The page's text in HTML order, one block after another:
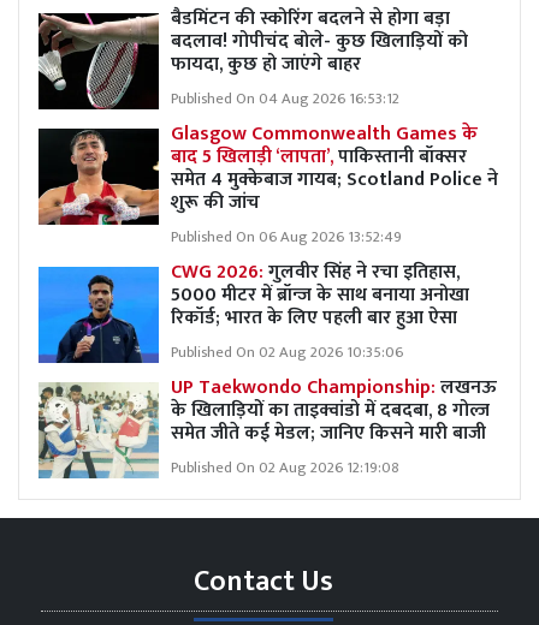
बैडमिंटन की स्कोरिंग बदलने से होगा बड़ा
बदलाव! गोपीचंद बोले- कुछ खिलाड़ियों को
फायदा, कुछ हो जाएंगे बाहर
Published On 04 Aug 2026 16:53:12
Glasgow Commonwealth Games के
बाद 5 खिलाड़ी ‘लापता’,पाकिस्तानी बॉक्सर
समेत 4 मुक्केबाज गायब; Scotland Police ने
शुरू की जांच
Published On 06 Aug 2026 13:52:49
CWG 2026:गुलवीर सिंह ने रचा इतिहास,
5000 मीटर में ब्रॉन्ज के साथ बनाया अनोखा
रिकॉर्ड; भारत के लिए पहली बार हुआ ऐसा
Published On 02 Aug 2026 10:35:06
UP Taekwondo Championship:लखनऊ
के खिलाड़ियों का ताइक्वांडो में दबदबा, 8 गोल्ज
समेत जीते कई मेडल; जानिए किसने मारी बाजी
Published On 02 Aug 2026 12:19:08
Contact Us